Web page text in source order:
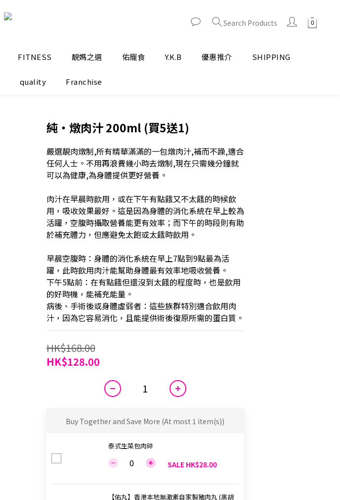
Search Products
FITNESS 靚媽之選 佑寵食 Y.K.B 優惠推介 SHIPPING
quality Franchise
純・燉肉汁 200ml (買5送1)
嚴選靚肉燉制,所有精華滿滿的一包燉肉汁,補而不躁,適合
任何人士。不用再浪費幾小時去燉制,現在只需幾分鐘就
可以為健康,為身體提供更好營養。
肉汁在早晨時飲用，或在下午有點餓又不太餓的時候飲
用，吸收效果最好。這是因為身體的消化系統在早上較為
活躍，空腹時攝取營養能更有效率；而下午的時段則有助
於補充體力，但應避免太飽或太餓時飲用。
早晨空腹時：身體的消化系統在早上7點到9點最為活
躍，此時飲用肉汁能幫助身體最有效率地吸收營養。
下午5點前：在有點餓但還沒到太餓的程度時，也是飲用
的好時機，能補充能量。
病後、手術後或身體虛弱者：這些族群特別適合飲用肉
汁，因為它容易消化，且能提供術後復原所需的蛋白質。
HK$168.00
HK$128.00
Buy Together and Save More (At most 1 item(s))
泰式生菜包肉碎
SALE HK$28.00
【佑丸】香港本地無激素自家製豬肉丸 (黑胡